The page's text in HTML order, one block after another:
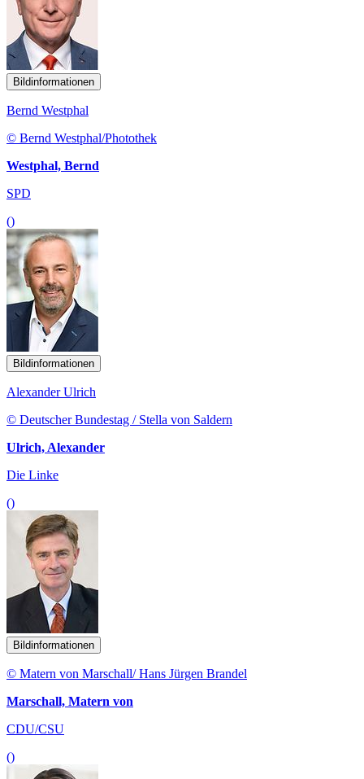
Bildinformationen
Bernd Westphal
© Bernd Westphal/Photothek
Westphal, Bernd
SPD
()
Bildinformationen
Alexander Ulrich
© Deutscher Bundestag / Stella von Saldern
Ulrich, Alexander
Die Linke
()
Bildinformationen
© Matern von Marschall/ Hans Jürgen Brandel
Marschall, Matern von
CDU/CSU
()